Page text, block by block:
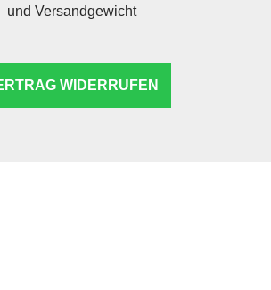
und Versandgewicht
WIDERRUFEN